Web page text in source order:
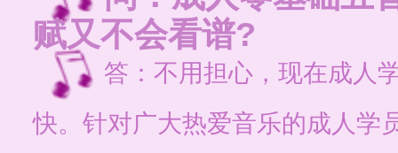
赋又不会看谱?
答：不用担心，现在成人
快。针对广大热爱音乐的成人学